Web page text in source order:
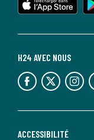
ACCESSIBILITÉ
H24 AVEC NOUS
lien vers l'espace réseaux sociaux lien vers l'espace réseaux sociaux lien vers l'espace réseaux sociaux